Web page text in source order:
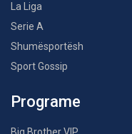
La Liga
Serie A
Shumësportësh
Sport Gossip
Programe